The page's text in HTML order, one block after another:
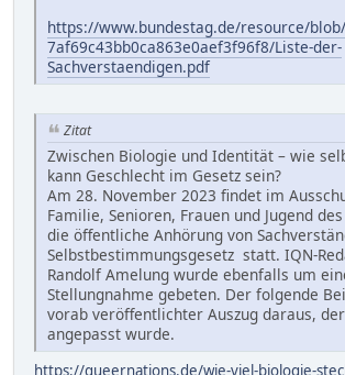
https://www.bundestag.de/resource/
7af69c43bb0ca863e0aef3f96f8/Liste-der-
Sachverstaendigen.pdf
Zitat
Zwischen Biologie und Identität – wie
kann Geschlecht im Gesetz sein?
Am 28. November 2023 findet im
Familie, Senioren, Frauen und Jugend
die öffentliche Anhörung von
Selbstbestimmungsgesetz statt. IQN-
Randolf Amelung wurde ebenfalls um
Stellungnahme gebeten. Der folgende
vorab veröffentlichter Auszug daraus,
angepasst wurde.
https://queernations.de/wie-viel-biologie-